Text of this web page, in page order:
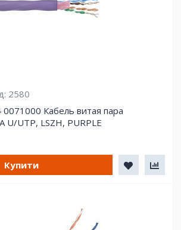
2580
0071000 Кабель витая пара
U/UTP, LSZH, PURPLE
Купити